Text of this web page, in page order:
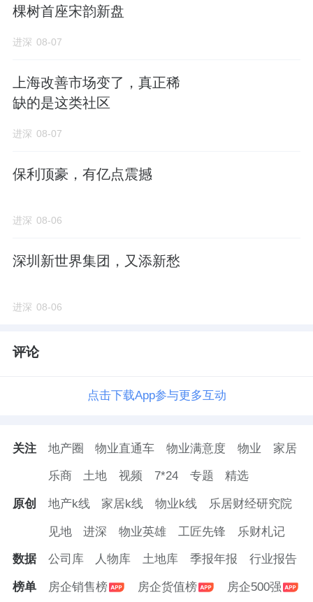
棵树首座宋韵新盘
进深 08-07
上海改善市场变了，真正稀
缺的是这类社区
进深 08-07
保利顶豪，有亿点震撼
进深 08-06
深圳新世界集团，又添新愁
进深 08-06
评论
点击下载App参与更多互动
关注 地产圈 物业直通车 物业满意度 物业 家居
乐商 土地 视频 7*24 专题 精选
原创 地产k线 家居k线 物业k线 乐居财经研究院
见地 进深 物业英雄 工匠先锋 乐财札记
数据 公司库 人物库 土地库 季报年报 行业报告
榜单 房企销售榜 房企货值榜 房企500强